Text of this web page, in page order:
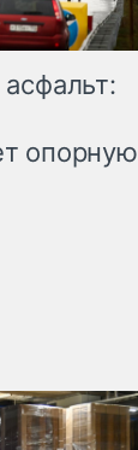
опорную